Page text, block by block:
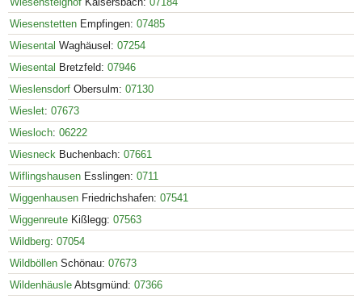
Wiesenstetten Empfingen: 07485
Wiesental Waghäusel: 07254
Wiesental Bretzfeld: 07946
Wieslensdorf Obersulm: 07130
Wieslet: 07673
Wiesloch: 06222
Wiesneck Buchenbach: 07661
Wiflingshausen Esslingen: 0711
Wiggenhausen Friedrichshafen: 07541
Wiggenreute Kißlegg: 07563
Wildberg: 07054
Wildböllen Schönau: 07673
Wildenhäusle Abtsgmünd: 07366